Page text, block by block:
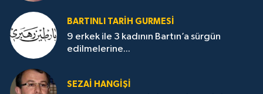
BARTINLI TARIH GURMESI
9 erkek ile 3 kadının Bartın’a sürgün
edilmelerine...
SEZAI HANGİŞİ